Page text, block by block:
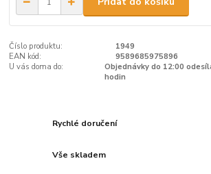
Číslo produktu:
1949
EAN kód:
9589685975896
U vás doma do:
Objednávky do 12:00
hodin
Rychlé doručení
Vše skladem